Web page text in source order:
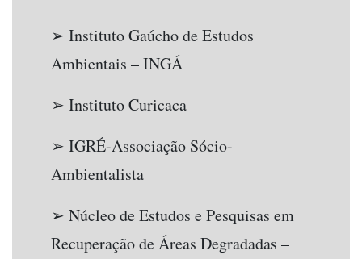
➢ Instituto Gaúcho de Estudos
Ambientais – INGÁ
➢ Instituto Curicaca
➢ IGRÉ-Associação Sócio-
Ambientalista
➢ Núcleo de Estudos e Pesquisas em
Recuperação de Áreas Degradadas –